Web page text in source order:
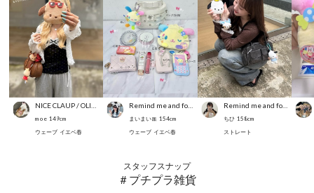
m o e 149cm
ウェーブ イエベ春
まいまい🎀 154cm
ウェーブ イエベ春
Remind me and forever
ちひ 158cm
ストレート
スタッフスナップ
＃プチプラ雑貨